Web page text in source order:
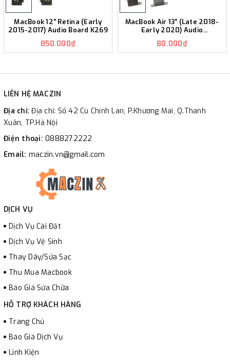
MacBook 12" Retina (Early
2015-2017) Audio Board K269
850.000₫
MacBook Air 13" (Late 2018-
Early 2020) Audio
K267
80.000₫
LIÊN HỆ MACZIN
Địa chỉ:Địa chỉ: Số 42 Cù Chính Lan, P.Khương Mai, Q.Thanh
Xuân, TP.Hà Nội
Điện thoại: 0888272222
Email: maczin.vn@gmail.com
DỊCH VỤ
Dịch Vụ Cài Đặt
Dịch Vụ Vệ Sinh
Thay Dây/Sửa Sạc
Thu Mua Macbook
Báo Giá Sửa Chữa
HỖ TRỢ KHÁCH HÀNG
Trang Chủ
Báo Giá Dịch Vụ
Linh Kiện